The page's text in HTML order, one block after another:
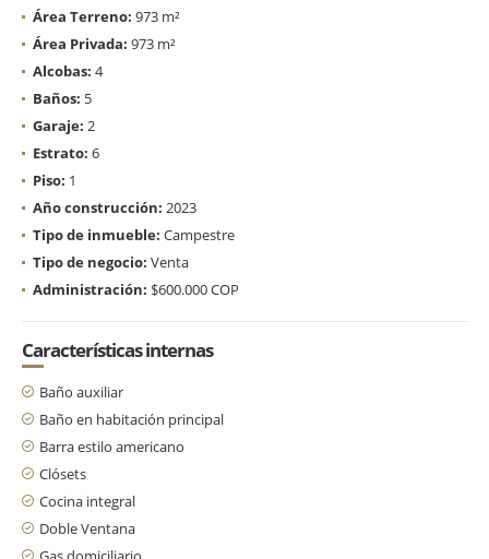
Área Terreno: 973 m²
Área Privada: 973 m²
Alcobas: 4
Baños: 5
Garaje: 2
Estrato: 6
Piso: 1
Año construcción: 2023
Tipo de inmueble: Campestre
Tipo de negocio: Venta
Administración: $600.000 COP
Características internas
Baño auxiliar
Baño en habitación principal
Barra estilo americano
Clósets
Cocina integral
Doble Ventana